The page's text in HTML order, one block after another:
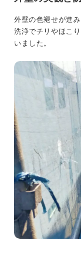
外壁の色褪せが進
洗浄でチリやほこ
いました。